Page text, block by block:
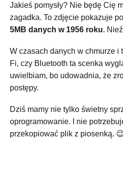
Jakieś pomysły? Nie będę Cię
zagadka. To zdjęcie pokazuje
5MB danych w 1956 roku.
W czasach danych w chmurze i
Fi, czy Bluetooth ta scenka
uwielbiam, bo udowadnia, że
postępy.
Dziś mamy nie tylko świetny
oprogramowanie. I nie
przekopiować plik z piosenką.